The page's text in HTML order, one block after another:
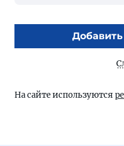
На сайте используются